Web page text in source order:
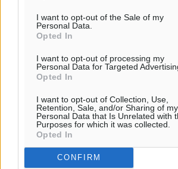
I want to opt-out of the Sale of my
Personal Data.
Opted In
I want to opt-out of processing my
Personal Data for Targeted
Opted In
I want to opt-out of Collection, Use,
Retention, Sale, and/or Sharing of my
Personal Data that Is Unrelated with
Purposes for which it was collected.
Opted In
CONFIRM
Καιρός: Επιμένουν οι υψηλές
μελτέμια έως 9 μποφόρ, σε «Red
Τα φοιτητικά ενοίκια «τινάζουν στον
οικογενειακούς προϋπολογισμούς
Ειδήσεις• πριν 1 ώρα
Δυνάμεις στη νήσο Ρω